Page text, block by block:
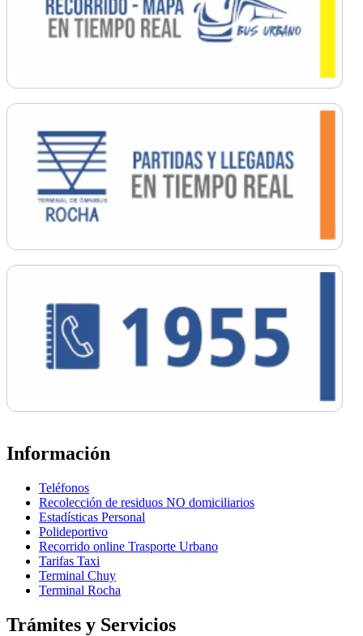
Información
Teléfonos
Recolección de residuos NO domiciliarios
Estadísticas Personal
Polideportivo
Recorrido online Trasporte Urbano
Tarifas Taxi
Terminal Chuy
Terminal Rocha
Trámites y Servicios